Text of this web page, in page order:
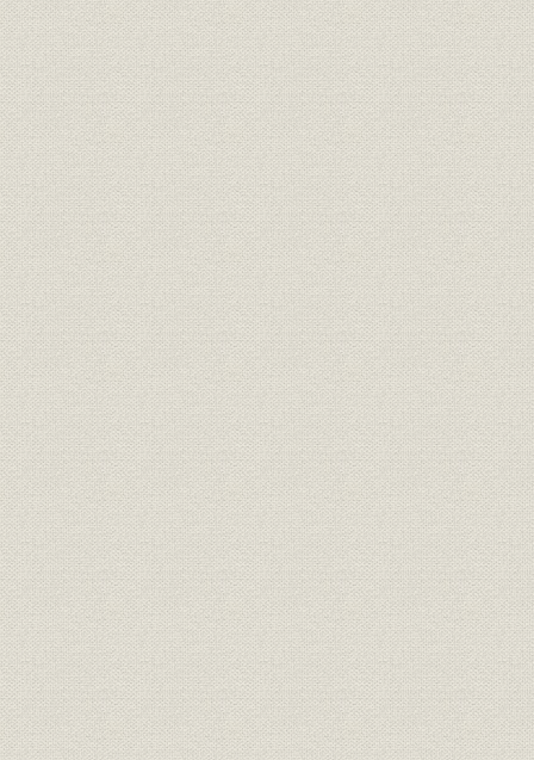
4 経営組織の近代化
[1] 業績の急伸
[2] 事業部制の採用
[3] 研究体制の強化
[4] 生産の近代化
[5] 新人事制度へ
5 技術の蓄積と開花
[1] 超高解像力レンズ「ウルトラマイクロ・ニッコール」の開発
[2] 光学・精密機械技術の成果
[3] 新種光学ガラスの時代へ
第5章 高度成長と企業内容の充実 昭和41年~昭和48年
1 事業の躍進
[1] 売上げ好調な一眼レフカメラ「ニコマート」と交換レンズ
[2] 生産拠点の拡充
[3] 生産方式の高度化